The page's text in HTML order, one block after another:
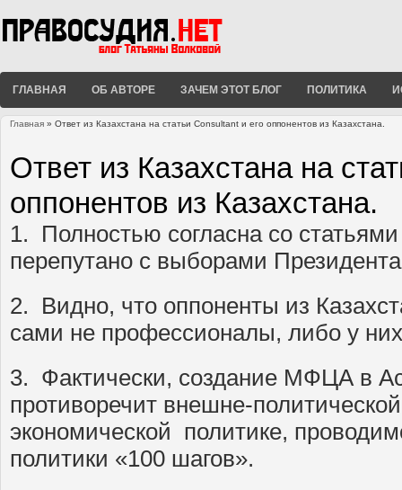
ГЛАВНАЯ ОБ АВТОРЕ ЗАЧЕМ ЭТОТ БЛОГ ПОЛИТИКА
Главная » Ответ из Казахстана на статьи Consultant и его оппонентов из Казахстана.
Ответ из Казахстана на
оппонентов из Казахстана.
1. Полностью согласна со
перепутано с выборами
2. Видно, что оппоненты из
сами не профессионалы, либо у
3. Фактически, создание МФЦА в
противоречит внешне-
экономической политике,
политики «100 шагов».